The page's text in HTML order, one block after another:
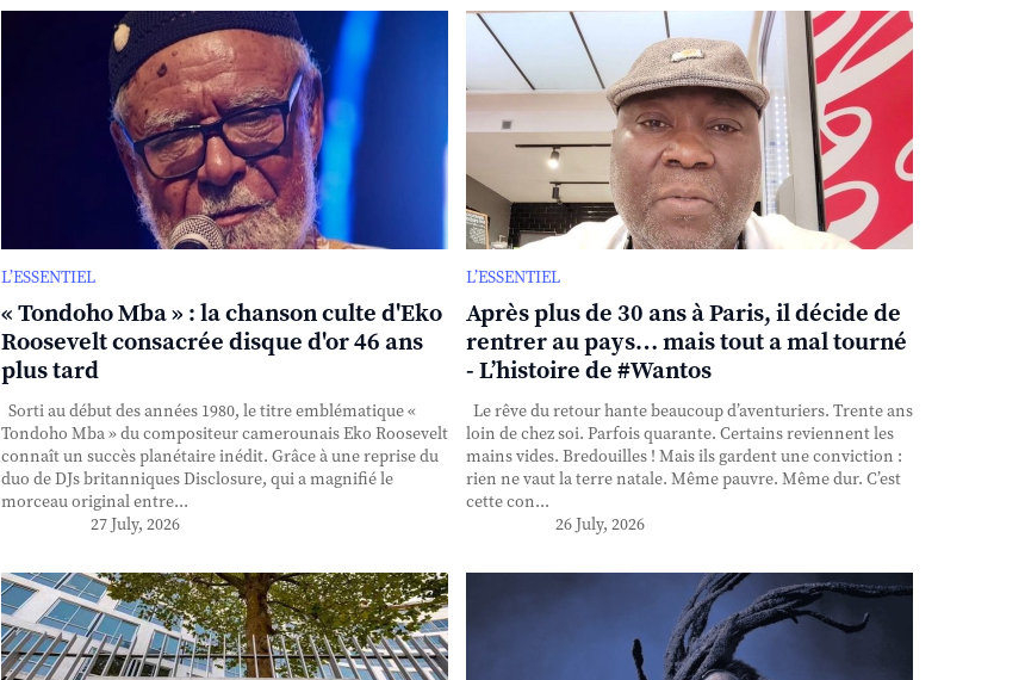
L’ESSENTIEL
« Tondoho Mba » : la chanson culte d'Eko
Roosevelt consacrée disque d'or 46 ans
plus tard
Sorti au début des années 1980, le titre emblématique «
Tondoho Mba » du compositeur camerounais Eko Roosevelt
connaît un succès planétaire inédit. Grâce à une reprise du
duo de DJs britanniques Disclosure, qui a magnifié le
morceau original entre...
27 July, 2026
L’ESSENTIEL
Après plus de 30 ans à Paris, il décide de
rentrer au pays… mais tout a mal tourné
- L’histoire de #Wantos
Le rêve du retour hante beaucoup d’aventuriers. Trente ans
loin de chez soi. Parfois quarante. Certains reviennent les
mains vides. Bredouilles ! Mais ils gardent une conviction :
rien ne vaut la terre natale. Même pauvre. Même dur. C’est
cette con...
26 July, 2026